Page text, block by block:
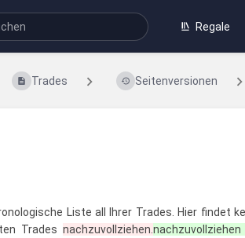
Regale
Trades Seitenversionen
Liste all Ihrer Trades. Hier findet
Trades nachzuvollziehen.